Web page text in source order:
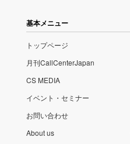
基本メニュー
トップページ
月刊CallCenterJapan
CS MEDIA
イベント・セミナー
お問い合わせ
About us